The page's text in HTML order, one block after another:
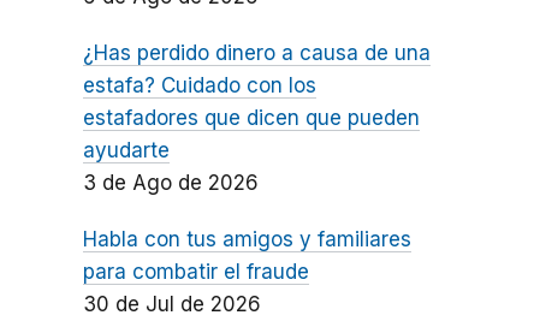
¿Has perdido dinero a causa de una
estafa? Cuidado con los
estafadores que dicen que pueden
ayudarte
3 de Ago de 2026
Habla con tus amigos y familiares
para combatir el fraude
30 de Jul de 2026